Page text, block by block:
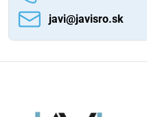
javi​@javisro​.sk